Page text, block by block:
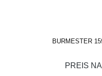
BURMESTER
PREIS